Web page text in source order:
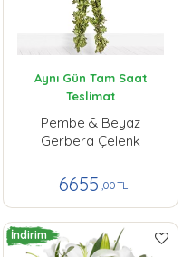
Aynı Gün Tam Saat
Teslimat
Pembe & Beyaz
Gerbera Çelenk
6655 ,00 TL
İndirim